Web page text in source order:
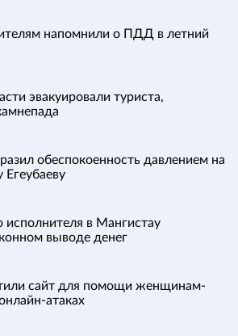
напомнили о ПДД в летний
эвакуировали туриста,
обеспокоенность давлением на
исполнителя в Мангистау
выводе денег
сайт для помощи женщинам-
атаках